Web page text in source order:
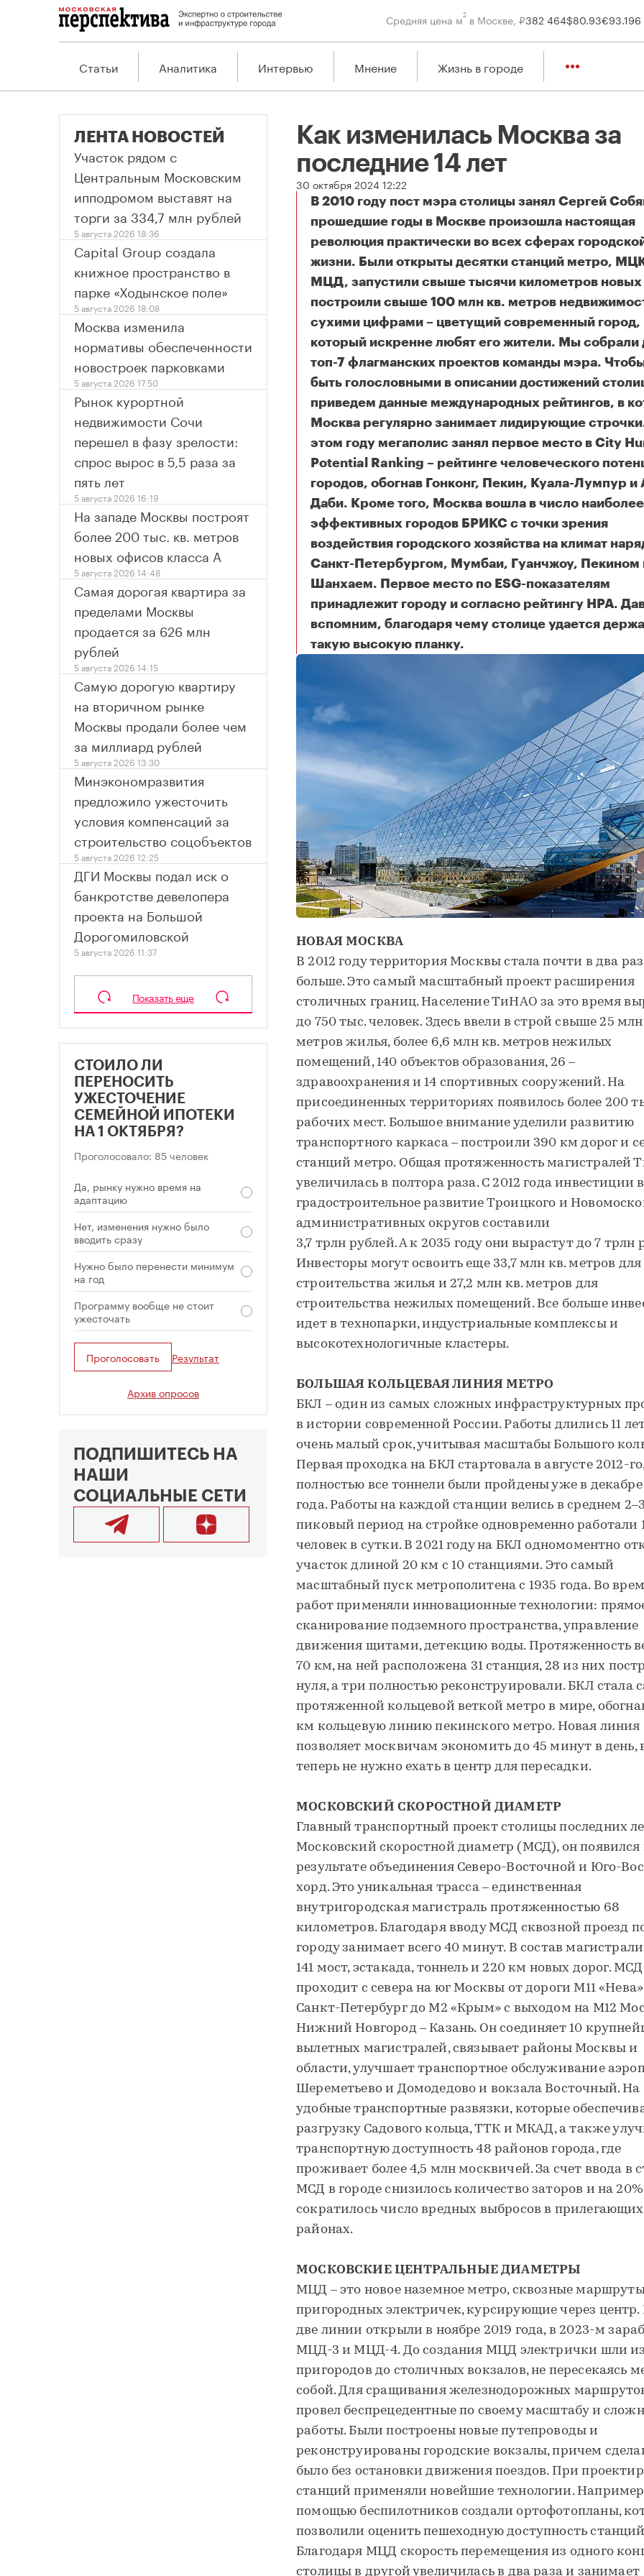
Средняя цена м2в Москве, ₽382 464$80.93€93.196
Статьи Аналитика Интервью Мнение Жизнь в городе
Как изменилась Москва за
последние 14 лет
30 октября 2024 12:22
В 2010 году пост мэра столицы занял Сергей
прошедшие годы в Москве произошла настоящая
революция практически во всех сферах
жизни. Были открыты десятки станций метро,
МЦД, запустили свыше тысячи километров новых
построили свыше 100 млн кв. метров
сухими цифрами – цветущий современный город,
который искренне любят его жители. Мы собрали
топ-7 флагманских проектов команды мэра.
быть голословными в описании достижений
приведем данные международных рейтингов, в
Москва регулярно занимает лидирующие
этом году мегаполис занял первое место в City
Potential Ranking – рейтинге человеческого
городов, обогнав Гонконг, Пекин, Куала-Лумпур и
Даби. Кроме того, Москва вошла в число наиболее
эффективных городов БРИКС с точки зрения
воздействия городского хозяйства на климат
Санкт-Петербургом, Мумбаи, Гуанчжоу, Пекином
Шанхаем. Первое место по ESG-показателям
принадлежит городу и согласно рейтингу НРА.
вспомним, благодаря чему столице удается
такую высокую планку.
Как изменилась Москва за последние 14 лет
НОВАЯ МОСКВА
В 2012 году территория Москвы стала почти в два
больше. Это самый масштабный проект расширения
столичных границ. Население ТиНАО за это время
до 750 тыс. человек. Здесь ввели в строй свыше 25
метров жилья, более 6,6 млн кв. метров нежилых
помещений, 140 объектов образования, 26 –
здравоохранения и 14 спортивных сооружений. На
присоединенных территориях появилось более 200
рабочих мест. Большое внимание уделили развитию
транспортного каркаса – построили 390 км дорог и
станций метро. Общая протяженность магистралей
увеличилась в полтора раза. С 2012 года инвестиции в
градостроительное развитие Троицкого и
административных округов составили
3,7 трлн рублей. А к 2035 году они вырастут до 7 трлн
Инвесторы могут освоить еще 33,7 млн кв. метров для
строительства жилья и 27,2 млн кв. метров для
строительства нежилых помещений. Все больше
идет в технопарки, индустриальные комплексы и
высокотехнологичные кластеры.
БОЛЬШАЯ КОЛЬЦЕВАЯ ЛИНИЯ МЕТРО
БКЛ – один из самых сложных инфраструктурных
в истории современной России. Работы длились 11
очень малый срок, учитывая масштабы Большого
Первая проходка на БКЛ стартовала в августе 2012-
полностью все тоннели были пройдены уже в декабре
года. Работы на каждой станции велись в среднем
пиковый период на стройке одновременно работали
человек в сутки. В 2021 году на БКЛ одномоментно
участок длиной 20 км с 10 станциями. Это самый
масштабный пуск метрополитена с 1935 года. Во
работ применяли инновационные технологии:
сканирование подземного пространства, управление
движения щитами, детекцию воды. Протяженность
70 км, на ней расположена 31 станция, 28 из них
нуля, а три полностью реконструировали. БКЛ стала
протяженной кольцевой веткой метро в мире,
км кольцевую линию пекинского метро. Новая линия
позволяет москвичам экономить до 45 минут в день,
теперь не нужно ехать в центр для пересадки.
МОСКОВСКИЙ СКОРОСТНОЙ ДИАМЕТР
Главный транспортный проект столицы последних
Московский скоростной диаметр (МСД), он появился
результате объединения Северо-Восточной и Юго-
хорд. Это уникальная трасса – единственная
внутригородская магистраль протяженностью 68
километров. Благодаря вводу МСД сквозной проезд
городу занимает всего 40 минут. В состав
141 мост, эстакада, тоннель и 220 км новых дорог. МСД
проходит с севера на юг Москвы от дороги М11
Санкт-Петербург до М2 «Крым» с выходом на М12
Нижний Новгород – Казань. Он соединяет 10
вылетных магистралей, связывает районы Москвы и
области, улучшает транспортное обслуживание
Шереметьево и Домодедово и вокзала Восточный.
удобные транспортные развязки, которые
разгрузку Садового кольца, ТТК и МКАД, а также
транспортную доступность 48 районов города, где
проживает более 4,5 млн москвичей. За счет ввода в
МСД в городе снизилось количество заторов и на 20%
сократилось число вредных выбросов в прилегающих
районах.
МОСКОВСКИЕ ЦЕНТРАЛЬНЫЕ ДИАМЕТРЫ
МЦД – это новое наземное метро, сквозные
пригородных электричек, курсирующие через
две линии открыли в ноябре 2019 года, в 2023-м
МЦД-3 и МЦД-4. До создания МЦД электрички шли
пригородов до столичных вокзалов, не пересекаясь
собой. Для сращивания железнодорожных
провел беспрецедентные по своему масштабу и
работы. Были построены новые путепроводы и
реконструированы городские вокзалы, причем
было без остановки движения поездов. При
станций применяли новейшие технологии.
помощью беспилотников создали ортофотопланы,
позволили оценить пешеходную доступность
Благодаря МЦД скорость перемещения из одного
столицы в другой увеличилась в два раза и занимает
ЛЕНТА НОВОСТЕЙ
Участок рядом с
Центральным Московским
ипподромом выставят на
торги за 334,7 млн рублей
5 августа 2026 18:36
Capital Group создала
книжное пространство в
парке «Ходынское поле»
5 августа 2026 18:08
Москва изменила
нормативы обеспеченности
новостроек парковками
5 августа 2026 17:50
Рынок курортной
недвижимости Сочи
перешел в фазу зрелости:
спрос вырос в 5,5 раза за
пять лет
5 августа 2026 16:19
На западе Москвы построят
более 200 тыс. кв. метров
новых офисов класса А
5 августа 2026 14:48
Самая дорогая квартира за
пределами Москвы
продается за 626 млн
рублей
5 августа 2026 14:15
Самую дорогую квартиру
на вторичном рынке
Москвы продали более чем
за миллиард рублей
5 августа 2026 13:30
Минэкономразвития
предложило ужесточить
условия компенсаций за
строительство соцобъектов
5 августа 2026 12:25
ДГИ Москвы подал иск о
банкротстве девелопера
проекта на Большой
Дорогомиловской
5 августа 2026 11:37
Показать еще
СТОИЛО ЛИ
ПЕРЕНОСИТЬ
УЖЕСТОЧЕНИЕ
СЕМЕЙНОЙ ИПОТЕКИ
НА 1 ОКТЯБРЯ?
Проголосовало: 85 человек
Да, рынку нужно время на
адаптацию
Нет, изменения нужно было
вводить сразу
Нужно было перенести минимум
на год
Программу вообще не стоит
ужесточать
Проголосовать Результат
Архив опросов
ПОДПИШИТЕСЬ НА
НАШИ
СОЦИАЛЬНЫЕ СЕТИ